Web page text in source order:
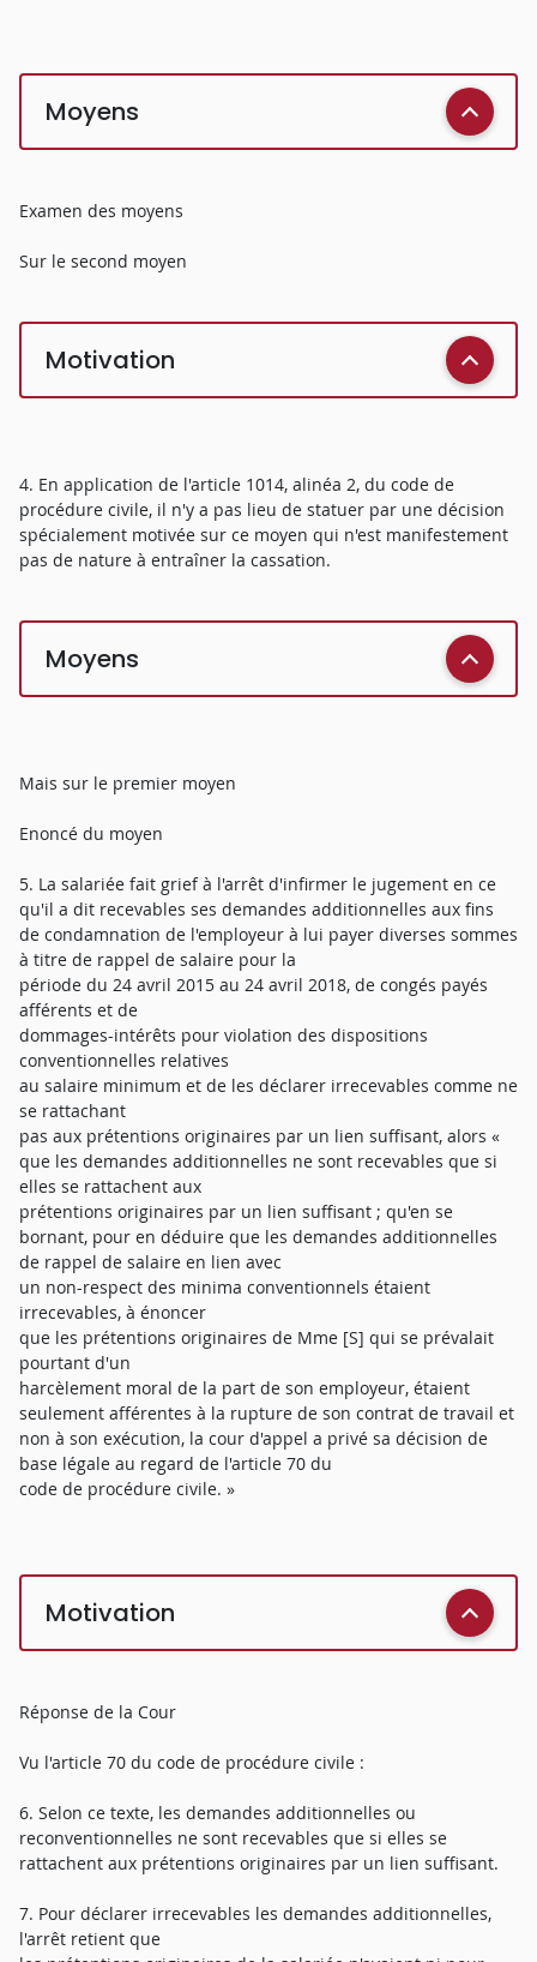
Moyens
Examen des moyens
Sur le second moyen
Motivation
4. En application de l'article 1014, alinéa 2, du code de
procédure civile, il n'y a pas lieu de statuer par une décision
spécialement motivée sur ce moyen qui n'est manifestement
pas de nature à entraîner la cassation.
Moyens
Mais sur le premier moyen
Enoncé du moyen
5. La salariée fait grief à l'arrêt d'infirmer le jugement en ce
qu'il a dit recevables ses demandes additionnelles aux fins
de condamnation de l'employeur à lui payer diverses sommes
à titre de rappel de salaire pour la
période du 24 avril 2015 au 24 avril 2018, de congés payés
afférents et de
dommages-intérêts pour violation des dispositions
conventionnelles relatives
au salaire minimum et de les déclarer irrecevables comme ne
se rattachant
pas aux prétentions originaires par un lien suffisant, alors «
que les demandes additionnelles ne sont recevables que si
elles se rattachent aux
prétentions originaires par un lien suffisant ; qu'en se
bornant, pour en déduire que les demandes additionnelles
de rappel de salaire en lien avec
un non-respect des minima conventionnels étaient
irrecevables, à énoncer
que les prétentions originaires de Mme [S] qui se prévalait
pourtant d'un
harcèlement moral de la part de son employeur, étaient
seulement afférentes à la rupture de son contrat de travail et
non à son exécution, la cour d'appel a privé sa décision de
base légale au regard de l'article 70 du
code de procédure civile. »
Motivation
Réponse de la Cour
Vu l'article 70 du code de procédure civile :
6. Selon ce texte, les demandes additionnelles ou
reconventionnelles ne sont recevables que si elles se
rattachent aux prétentions originaires par un lien suffisant.
7. Pour déclarer irrecevables les demandes additionnelles,
l'arrêt retient que